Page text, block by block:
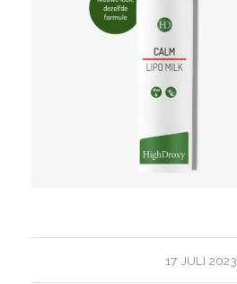
17 JULI 2023